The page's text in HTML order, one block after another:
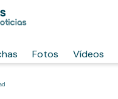
Fotos Vídeos